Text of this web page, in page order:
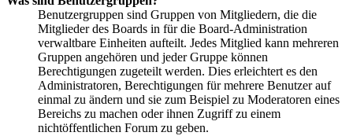
Benutzergruppen sind Gruppen von Mitgliedern, die die
Mitglieder des Boards in für die Board-Administration
verwaltbare Einheiten aufteilt. Jedes Mitglied kann mehreren
Gruppen angehören und jeder Gruppe können
Berechtigungen zugeteilt werden. Dies erleichtert es den
Administratoren, Berechtigungen für mehrere Benutzer auf
einmal zu ändern und sie zum Beispiel zu Moderatoren eines
Bereichs zu machen oder ihnen Zugriff zu einem
nichtöffentlichen Forum zu geben.